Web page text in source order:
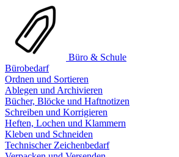
Büro & Schule
Bürobedarf
Ordnen und Sortieren
Ablegen und Archivieren
Bücher, Blöcke und Haftnotizen
Schreiben und Korrigieren
Heften, Lochen und Klammern
Kleben und Schneiden
Technischer Zeichenbedarf